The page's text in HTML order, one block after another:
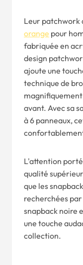
Leur patchwork
orange pour
fabriquée en
design
ajoute une
technique de
avant. Avec sa
à 6 panneaux,
L'attention
qualité
que les
recherchées
snapback noire
une touche
collection.